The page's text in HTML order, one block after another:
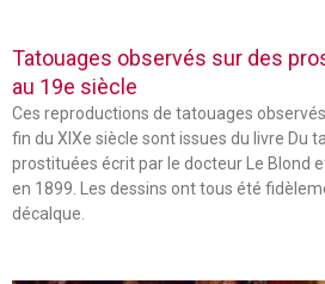
Tatouages observés sur des
au 19e siècle
Ces reproductions de tatouages
fin du XIXe siècle sont issues du livre Du
prostituées écrit par le docteur Le Blond
en 1899. Les dessins ont tous été
décalque.